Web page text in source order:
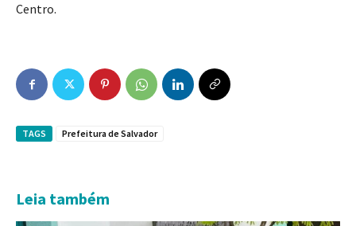
Centro.
TAGS Prefeitura de Salvador
Leia também